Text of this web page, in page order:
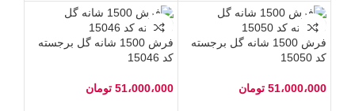
فرش 1500 شانه گل برجسته
کد 15050
51،000،000 تومان
فرش 1500 شانه گل برجسته
کد 15046
51،000،000 تومان